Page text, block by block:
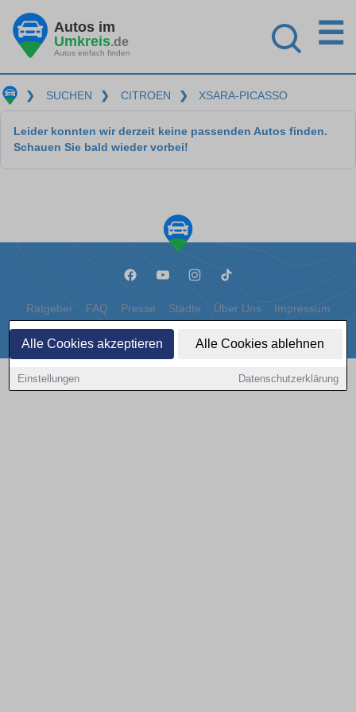
Alle Cookies akzeptieren Alle Cookies ablehnen
Einstellungen Datenschutzerklärung
Autos im
Umkreis.de
Autos einfach finden
☰
❯ SUCHEN ❯ CITROEN ❯ XSARA-PICASSO
Leider konnten wir derzeit keine passenden Autos finden.
Schauen Sie bald wieder vorbei!
Ratgeber FAQ Presse Städte Über Uns Impressum
Datenschutz Cookies
Copyright © 2000 - 2026 | 1A Infosysteme GmbH | Content by: 1a-sites-autos